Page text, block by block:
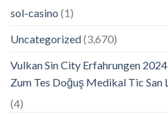
sol-casino (1)
Uncategorized(3,670)
Vulkan Sin City Erfahrungen
Zum Tes Doğuş Medikal Tic San
(4)